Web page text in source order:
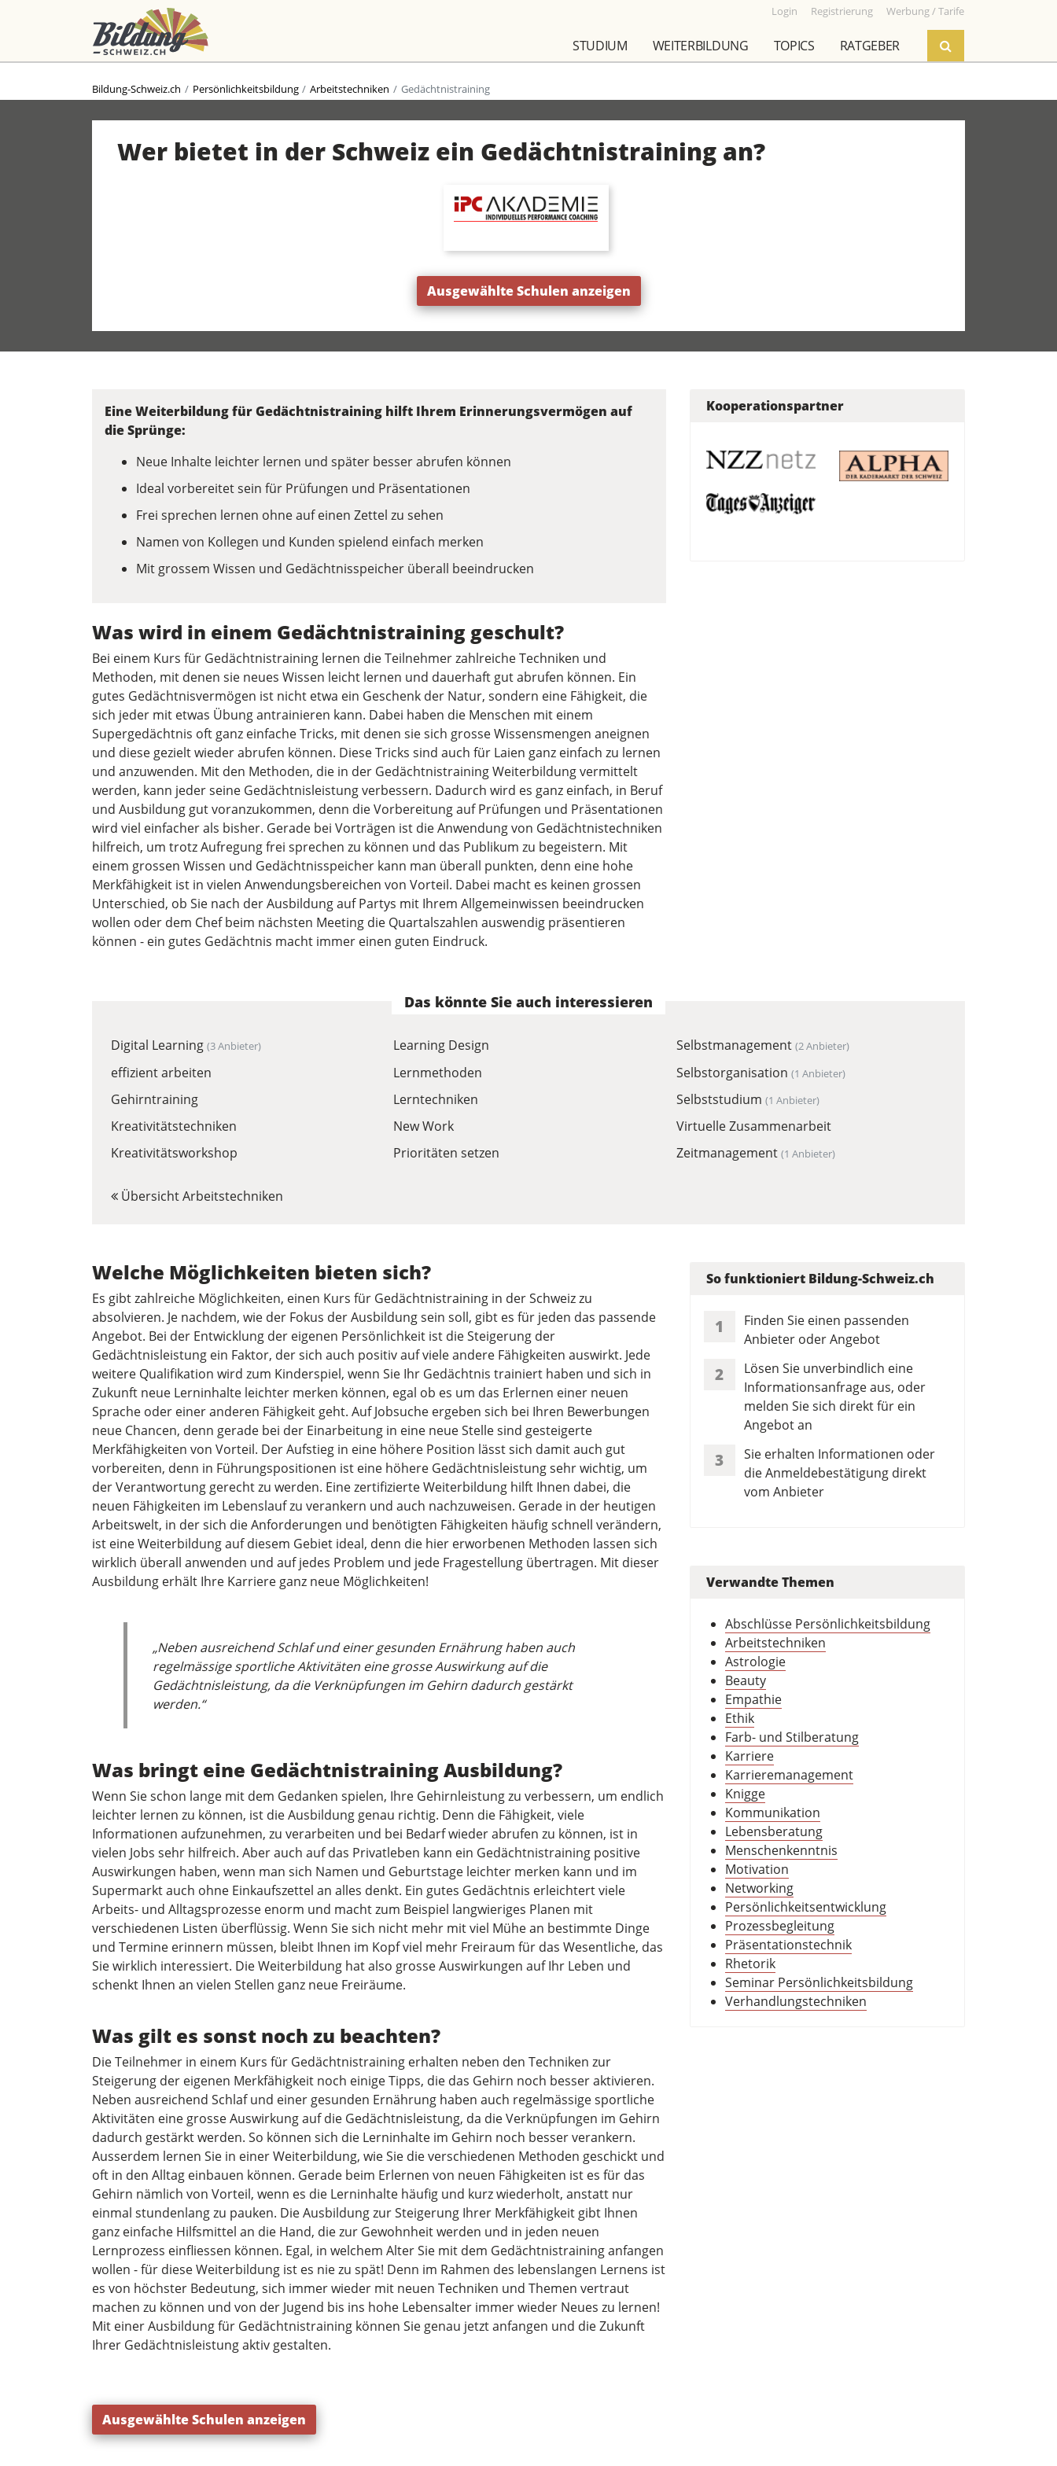
Login Registrierung Werbung / Tarife
STUDIUM WEITERBILDUNG TOPICS RATGEBER
Bildung-Schweiz.ch Persönlichkeitsbildung Arbeitstechniken Gedächtnistraining
Wer bietet in der Schweiz ein Gedächtnistraining an?
Ausgewählte Schulen anzeigen
Eine Weiterbildung für Gedächtnistraining hilft Ihrem Erinnerungsvermögen auf
die Sprünge:
Neue Inhalte leichter lernen und später besser abrufen können
Ideal vorbereitet sein für Prüfungen und Präsentationen
Frei sprechen lernen ohne auf einen Zettel zu sehen
Namen von Kollegen und Kunden spielend einfach merken
Mit grossem Wissen und Gedächtnisspeicher überall beeindrucken
Was wird in einem Gedächtnistraining geschult?
Bei einem Kurs für Gedächtnistraining lernen die Teilnehmer zahlreiche Techniken und
Methoden, mit denen sie neues Wissen leicht lernen und dauerhaft gut abrufen können. Ein
gutes Gedächtnisvermögen ist nicht etwa ein Geschenk der Natur, sondern eine Fähigkeit, die
sich jeder mit etwas Übung antrainieren kann. Dabei haben die Menschen mit einem
Supergedächtnis oft ganz einfache Tricks, mit denen sie sich grosse Wissensmengen aneignen
und diese gezielt wieder abrufen können. Diese Tricks sind auch für Laien ganz einfach zu lernen
und anzuwenden. Mit den Methoden, die in der Gedächtnistraining Weiterbildung vermittelt
werden, kann jeder seine Gedächtnisleistung verbessern. Dadurch wird es ganz einfach, in Beruf
und Ausbildung gut voranzukommen, denn die Vorbereitung auf Prüfungen und Präsentationen
wird viel einfacher als bisher. Gerade bei Vorträgen ist die Anwendung von Gedächtnistechniken
hilfreich, um trotz Aufregung frei sprechen zu können und das Publikum zu begeistern. Mit
einem grossen Wissen und Gedächtnisspeicher kann man überall punkten, denn eine hohe
Merkfähigkeit ist in vielen Anwendungsbereichen von Vorteil. Dabei macht es keinen grossen
Unterschied, ob Sie nach der Ausbildung auf Partys mit Ihrem Allgemeinwissen beeindrucken
wollen oder dem Chef beim nächsten Meeting die Quartalszahlen auswendig präsentieren
können - ein gutes Gedächtnis macht immer einen guten Eindruck.
Kooperationspartner
Das könnte Sie auch interessieren
Digital Learning (3 Anbieter)
effizient arbeiten
Gehirntraining
Kreativitätstechniken
Kreativitätsworkshop
Learning Design
Lernmethoden
Lerntechniken
New Work
Prioritäten setzen
Selbstmanagement (2 Anbieter)
Selbstorganisation (1 Anbieter)
Selbststudium (1 Anbieter)
Virtuelle Zusammenarbeit
Zeitmanagement (1 Anbieter)
Übersicht Arbeitstechniken
Welche Möglichkeiten bieten sich?
Es gibt zahlreiche Möglichkeiten, einen Kurs für Gedächtnistraining in der Schweiz zu
absolvieren. Je nachdem, wie der Fokus der Ausbildung sein soll, gibt es für jeden das passende
Angebot. Bei der Entwicklung der eigenen Persönlichkeit ist die Steigerung der
Gedächtnisleistung ein Faktor, der sich auch positiv auf viele andere Fähigkeiten auswirkt. Jede
weitere Qualifikation wird zum Kinderspiel, wenn Sie Ihr Gedächtnis trainiert haben und sich in
Zukunft neue Lerninhalte leichter merken können, egal ob es um das Erlernen einer neuen
Sprache oder einer anderen Fähigkeit geht. Auf Jobsuche ergeben sich bei Ihren Bewerbungen
neue Chancen, denn gerade bei der Einarbeitung in eine neue Stelle sind gesteigerte
Merkfähigkeiten von Vorteil. Der Aufstieg in eine höhere Position lässt sich damit auch gut
vorbereiten, denn in Führungspositionen ist eine höhere Gedächtnisleistung sehr wichtig, um
der Verantwortung gerecht zu werden. Eine zertifizierte Weiterbildung hilft Ihnen dabei, die
neuen Fähigkeiten im Lebenslauf zu verankern und auch nachzuweisen. Gerade in der heutigen
Arbeitswelt, in der sich die Anforderungen und benötigten Fähigkeiten häufig schnell verändern,
ist eine Weiterbildung auf diesem Gebiet ideal, denn die hier erworbenen Methoden lassen sich
wirklich überall anwenden und auf jedes Problem und jede Fragestellung übertragen. Mit dieser
Ausbildung erhält Ihre Karriere ganz neue Möglichkeiten!
„Neben ausreichend Schlaf und einer gesunden Ernährung haben auch
regelmässige sportliche Aktivitäten eine grosse Auswirkung auf die
Gedächtnisleistung, da die Verknüpfungen im Gehirn dadurch gestärkt
werden.“
Was bringt eine Gedächtnistraining Ausbildung?
Wenn Sie schon lange mit dem Gedanken spielen, Ihre Gehirnleistung zu verbessern, um endlich
leichter lernen zu können, ist die Ausbildung genau richtig. Denn die Fähigkeit, viele
Informationen aufzunehmen, zu verarbeiten und bei Bedarf wieder abrufen zu können, ist in
vielen Jobs sehr hilfreich. Aber auch auf das Privatleben kann ein Gedächtnistraining positive
Auswirkungen haben, wenn man sich Namen und Geburtstage leichter merken kann und im
Supermarkt auch ohne Einkaufszettel an alles denkt. Ein gutes Gedächtnis erleichtert viele
Arbeits- und Alltagsprozesse enorm und macht zum Beispiel langwieriges Planen mit
verschiedenen Listen überflüssig. Wenn Sie sich nicht mehr mit viel Mühe an bestimmte Dinge
und Termine erinnern müssen, bleibt Ihnen im Kopf viel mehr Freiraum für das Wesentliche, das
Sie wirklich interessiert. Die Weiterbildung hat also grosse Auswirkungen auf Ihr Leben und
schenkt Ihnen an vielen Stellen ganz neue Freiräume.
Was gilt es sonst noch zu beachten?
Die Teilnehmer in einem Kurs für Gedächtnistraining erhalten neben den Techniken zur
Steigerung der eigenen Merkfähigkeit noch einige Tipps, die das Gehirn noch besser aktivieren.
Neben ausreichend Schlaf und einer gesunden Ernährung haben auch regelmässige sportliche
Aktivitäten eine grosse Auswirkung auf die Gedächtnisleistung, da die Verknüpfungen im Gehirn
dadurch gestärkt werden. So können sich die Lerninhalte im Gehirn noch besser verankern.
Ausserdem lernen Sie in einer Weiterbildung, wie Sie die verschiedenen Methoden geschickt und
oft in den Alltag einbauen können. Gerade beim Erlernen von neuen Fähigkeiten ist es für das
Gehirn nämlich von Vorteil, wenn es die Lerninhalte häufig und kurz wiederholt, anstatt nur
einmal stundenlang zu pauken. Die Ausbildung zur Steigerung Ihrer Merkfähigkeit gibt Ihnen
ganz einfache Hilfsmittel an die Hand, die zur Gewohnheit werden und in jeden neuen
Lernprozess einfliessen können. Egal, in welchem Alter Sie mit dem Gedächtnistraining anfangen
wollen - für diese Weiterbildung ist es nie zu spät! Denn im Rahmen des lebenslangen Lernens ist
es von höchster Bedeutung, sich immer wieder mit neuen Techniken und Themen vertraut
machen zu können und von der Jugend bis ins hohe Lebensalter immer wieder Neues zu lernen!
Mit einer Ausbildung für Gedächtnistraining können Sie genau jetzt anfangen und die Zukunft
Ihrer Gedächtnisleistung aktiv gestalten.
So funktioniert Bildung-Schweiz.ch
1
Finden Sie einen passenden
Anbieter oder Angebot
2
Lösen Sie unverbindlich eine
Informationsanfrage aus, oder
melden Sie sich direkt für ein
Angebot an
3
Sie erhalten Informationen oder
die Anmeldebestätigung direkt
vom Anbieter
Verwandte Themen
Abschlüsse Persönlichkeitsbildung
Arbeitstechniken
Astrologie
Beauty
Empathie
Ethik
Farb- und Stilberatung
Karriere
Karrieremanagement
Knigge
Kommunikation
Lebensberatung
Menschenkenntnis
Motivation
Networking
Persönlichkeitsentwicklung
Prozessbegleitung
Präsentationstechnik
Rhetorik
Seminar Persönlichkeitsbildung
Verhandlungstechniken
Ausgewählte Schulen anzeigen